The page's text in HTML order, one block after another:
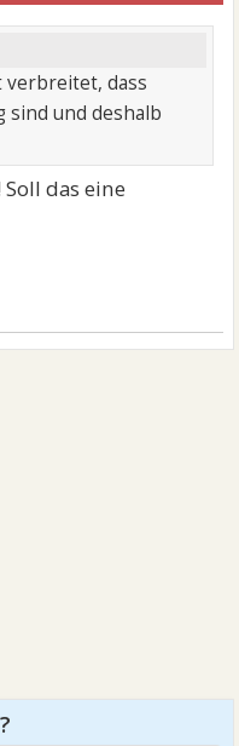
verbreitet, dass
sind und deshalb
das eine